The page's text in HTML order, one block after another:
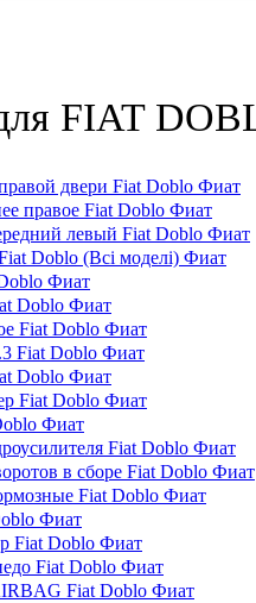
FIAT
двери Fiat Doblo Фиат
правое Fiat Doblo Фиат
левый Fiat Doblo Фиат
Doblo (Всі моделі) Фиат
Фиат
Doblo Фиат
Fiat Doblo Фиат
Fiat Doblo Фиат
Doblo Фиат
Fiat Doblo Фиат
Фиат
Fiat Doblo Фиат
в сборе Fiat Doblo Фиат
Fiat Doblo Фиат
Фиат
Fiat Doblo Фиат
Fiat Doblo Фиат
Fiat Doblo Фиат